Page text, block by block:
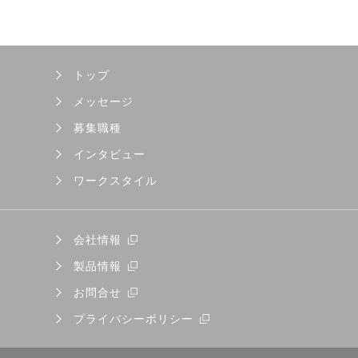
トップ
メッセージ
募集職種
インタビュー
ワークスタイル
会社情報
製品情報
お問合せ
プライバシーポリシー